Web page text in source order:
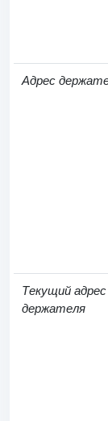
Адрес
Текущий адрес
держателя